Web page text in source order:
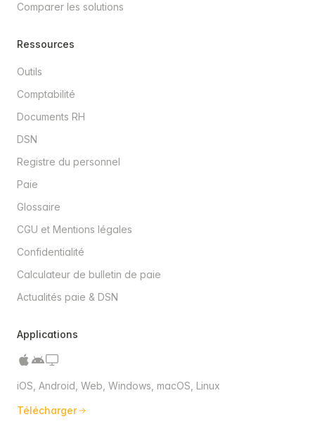
Comparer les solutions
Ressources
Outils
Comptabilité
Documents RH
DSN
Registre du personnel
Paie
Glossaire
CGU et Mentions légales
Confidentialité
Calculateur de bulletin de paie
Actualités paie & DSN
Applications
iOS, Android, Web, Windows, macOS, Linux
Télécharger